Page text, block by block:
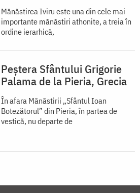
Mănăstirea Iviru este una din cele mai
importante mănăstiri athonite, a treia în
ordine ierarhică,
Peștera Sfântului Grigorie
Palama de la Pieria, Grecia
În afara Mănăstirii „Sfântul Ioan
Botezătorul” din Pieria, în partea de
vestică, nu departe de